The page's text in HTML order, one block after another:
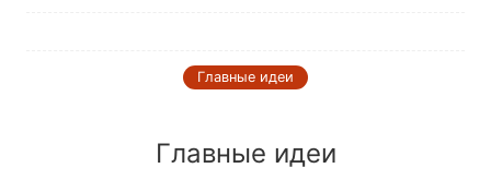
Главные идеи
Главные идеи